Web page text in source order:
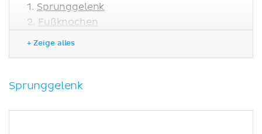
Sprunggelenk
Fußknochen
Ähnliche Artikel
+ Zeige alles
Sprunggelenk